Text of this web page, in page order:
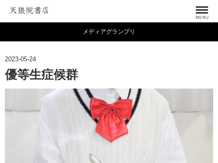
メディアグランプリ
2023-05-24
優等生症候群